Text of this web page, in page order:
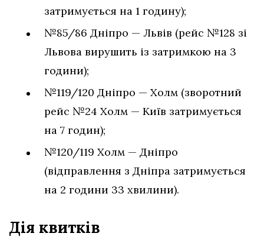
затримується на 1 годину);
№85/86 Дніпро — Львів (рейс №128 зі
Львова вирушить із затримкою на 3
години);
№119/120 Дніпро — Холм (зворотний
рейс №24 Холм — Київ затримується
на 7 годин);
№120/119 Холм — Дніпро
(відправлення з Дніпра затримується
на 2 години 33 хвилини).
Дія квитків